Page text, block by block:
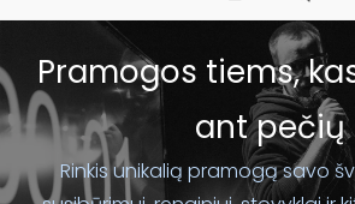
Pramogos tiems,
ant pečių
Rinkis unikalią pramogą savo